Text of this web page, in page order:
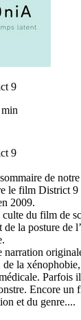
9
min
9
de
le film District
2009.
culte du film de
de la posture de
narration
la
Parfois
Encore un
et du genre....